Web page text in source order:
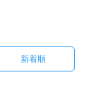
新着順